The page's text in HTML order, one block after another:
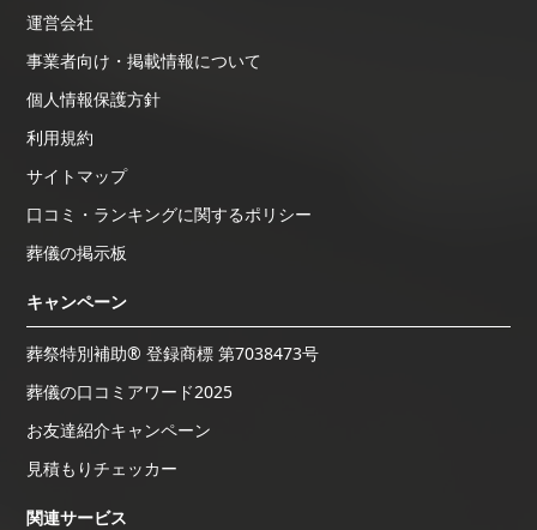
運営会社
事業者向け・掲載情報について
個人情報保護方針
利用規約
サイトマップ
口コミ・ランキングに関するポリシー
葬儀の掲示板
キャンペーン
葬祭特別補助® 登録商標 第7038473号
葬儀の口コミアワード2025
お友達紹介キャンペーン
見積もりチェッカー
関連サービス